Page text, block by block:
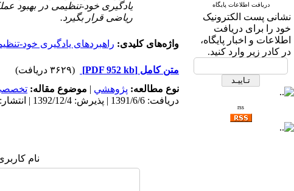
دریافت اطلاعات پایگاه
نشانی پست الکترونیک
خود را برای دریافت
اطلاعات و اخبار پایگاه،
در کادر زیر وارد کنید.
rss
یادگیری خود-تنظیمی در بهبود
ریاضی قرار بگیرد.
واژه‌های کلیدی: راهبردهای یادگیری خود-
متن کامل [PDF 952 kb]
(۳۶۲۹ دریافت)
نوع مطالعه: پژوهشي | موضوع مقاله:
دریافت: 1391/6/6 | پذیرش: 1392/12/4 | انتشار: 1393/8/8
نام